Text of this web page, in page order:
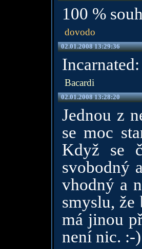
100 %
dovodo
02.01.2008 13:29:36
Bacardi
02.01.2008 13:28:20
Jednou z
se moc
Když se
svobodný
vhodný a
smyslu, že
má jinou
není nic. :-)